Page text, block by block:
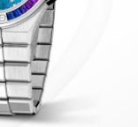
层1205室（需提前
字楼9层907室（需
11层1104室（需提
室（需提前预约
楼C座22层08室（需